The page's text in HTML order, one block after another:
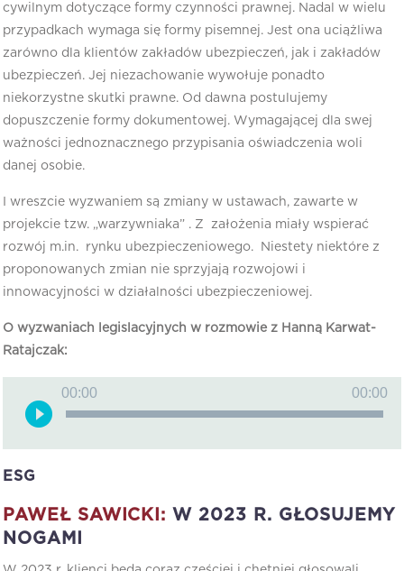
cywilnym dotyczące formy czynności prawnej. Nadal w wielu
przypadkach wymaga się formy pisemnej. Jest ona uciążliwa
zarówno dla klientów zakładów ubezpieczeń, jak i zakładów
ubezpieczeń. Jej niezachowanie wywołuje ponadto
niekorzystne skutki prawne. Od dawna postulujemy
dopuszczenie formy dokumentowej. Wymagającej dla swej
ważności jednoznacznego przypisania oświadczenia woli
danej osobie.
I wreszcie wyzwaniem są zmiany w ustawach, zawarte w
projekcie tzw. „warzywniaka” . Z założenia miały wspierać
rozwój m.in. rynku ubezpieczeniowego. Niestety niektóre z
proponowanych zmian nie sprzyjają rozwojowi i
innowacyjności w działalności ubezpieczeniowej.
O wyzwaniach legislacyjnych w rozmowie z Hanną Karwat-
Ratajczak:
Odtwarzacz
plików
dźwiękowych
00:00 00:00
ESG
PAWEŁ SAWICKI: W 2023 R. GŁOSUJEMY
NOGAMI